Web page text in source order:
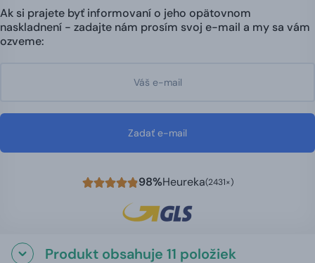
Ak si prajete byť informovaní o jeho opätovnom
naskladnení - zadajte nám prosím svoj e-mail a my sa vám
ozveme:
Zadať e-mail
98%Heureka(2431×)
Produkt obsahuje 11 položiek